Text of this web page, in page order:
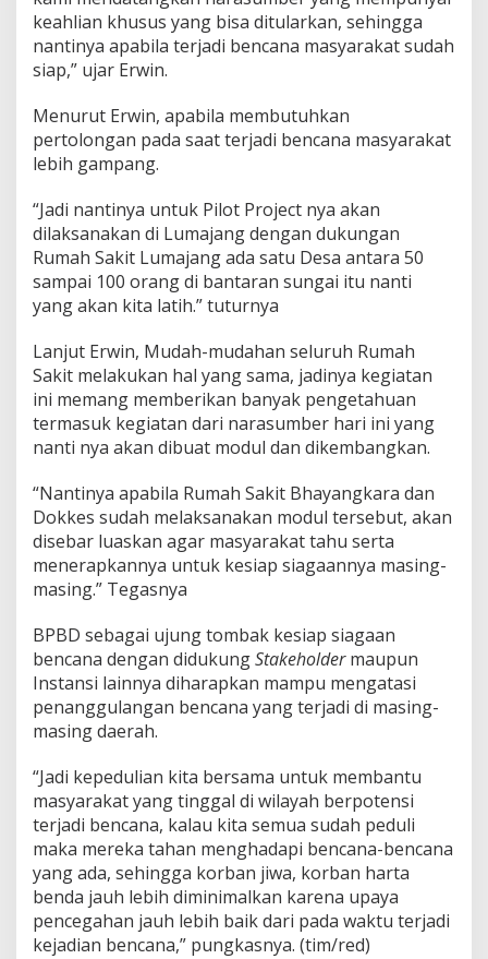
keahlian khusus yang bisa ditularkan, sehingga
nantinya apabila terjadi bencana masyarakat sudah
siap,” ujar Erwin.
Menurut Erwin, apabila membutuhkan
pertolongan pada saat terjadi bencana masyarakat
lebih gampang.
“Jadi nantinya untuk Pilot Project nya akan
dilaksanakan di Lumajang dengan dukungan
Rumah Sakit Lumajang ada satu Desa antara 50
sampai 100 orang di bantaran sungai itu nanti
yang akan kita latih.” tuturnya
Lanjut Erwin, Mudah-mudahan seluruh Rumah
Sakit melakukan hal yang sama, jadinya kegiatan
ini memang memberikan banyak pengetahuan
termasuk kegiatan dari narasumber hari ini yang
nanti nya akan dibuat modul dan dikembangkan.
“Nantinya apabila Rumah Sakit Bhayangkara dan
Dokkes sudah melaksanakan modul tersebut, akan
disebar luaskan agar masyarakat tahu serta
menerapkannya untuk kesiap siagaannya masing-
masing.” Tegasnya
BPBD sebagai ujung tombak kesiap siagaan
bencana dengan didukungStakeholdermaupun
Instansi lainnya diharapkan mampu mengatasi
penanggulangan bencana yang terjadi di masing-
masing daerah.
“Jadi kepedulian kita bersama untuk membantu
masyarakat yang tinggal di wilayah berpotensi
terjadi bencana, kalau kita semua sudah peduli
maka mereka tahan menghadapi bencana-bencana
yang ada, sehingga korban jiwa, korban harta
benda jauh lebih diminimalkan karena upaya
pencegahan jauh lebih baik dari pada waktu terjadi
kejadian bencana,” pungkasnya. (tim/red)